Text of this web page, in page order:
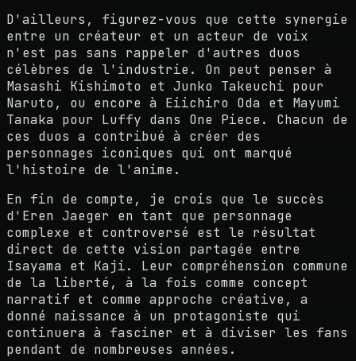
D'ailleurs, figurez-vous que cette synergie
entre un créateur et un acteur de voix
n'est pas sans rappeler d'autres duos
célèbres de l'industrie. On peut penser à
Masashi Kishimoto et Junko Takeuchi pour
Naruto, ou encore à Eiichiro Oda et Mayumi
Tanaka pour Luffy dans One Piece. Chacun de
ces duos a contribué à créer des
personnages iconiques qui ont marqué
l'histoire de l'anime.
En fin de compte, je crois que le succès
d'Eren Jaeger en tant que personnage
complexe et controversé est le résultat
direct de cette vision partagée entre
Isayama et Kaji. Leur compréhension commune
de la liberté, à la fois comme concept
narratif et comme approche créative, a
donné naissance à un protagoniste qui
continuera à fasciner et à diviser les fans
pendant de nombreuses années.